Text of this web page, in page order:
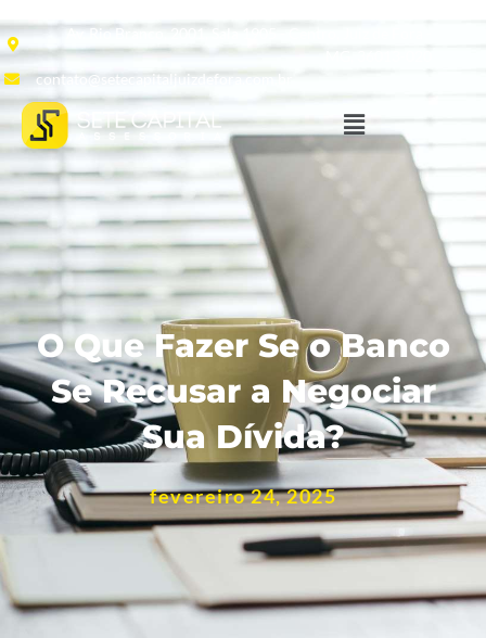
Av. Rio Branco, 2001, Sala 1905 - Centro, Juiz de Fora -
contato@setecapitaljuizdefora.com.br
O Que Fazer Se o Banco
Se Recusar a Negociar
Sua Dívida?
fevereiro 24, 2025